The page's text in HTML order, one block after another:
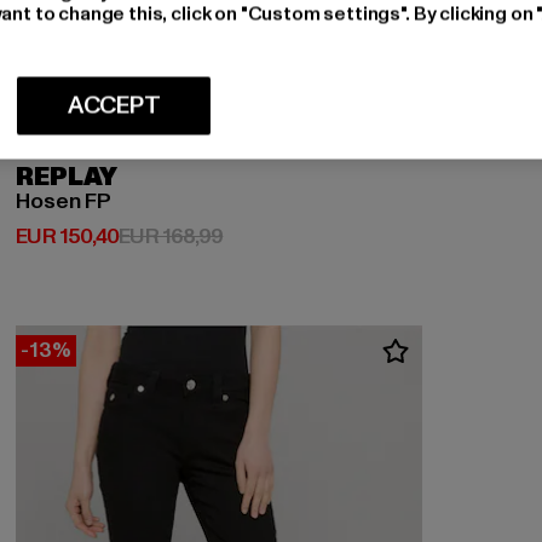
REPLAY
Hosen FP
EUR 150,40
Huidige prijs: EUR 150,40
EUR 168,99Actieprijs: EUR 168,99
-13%
to change this, click on "Custom settings". By clicking
ACCEPT